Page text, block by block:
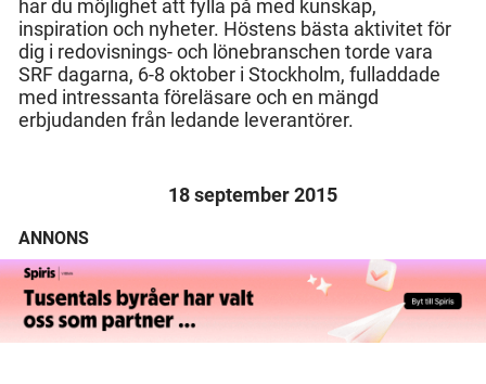
har du möjlighet att fylla på med kunskap,
inspiration och nyheter. Höstens bästa aktivitet för
dig i redovisnings- och lönebranschen torde vara
SRF dagarna, 6-8 oktober i Stockholm, fulladdade
med intressanta föreläsare och en mängd
erbjudanden från ledande leverantörer.
18 september 2015
ANNONS